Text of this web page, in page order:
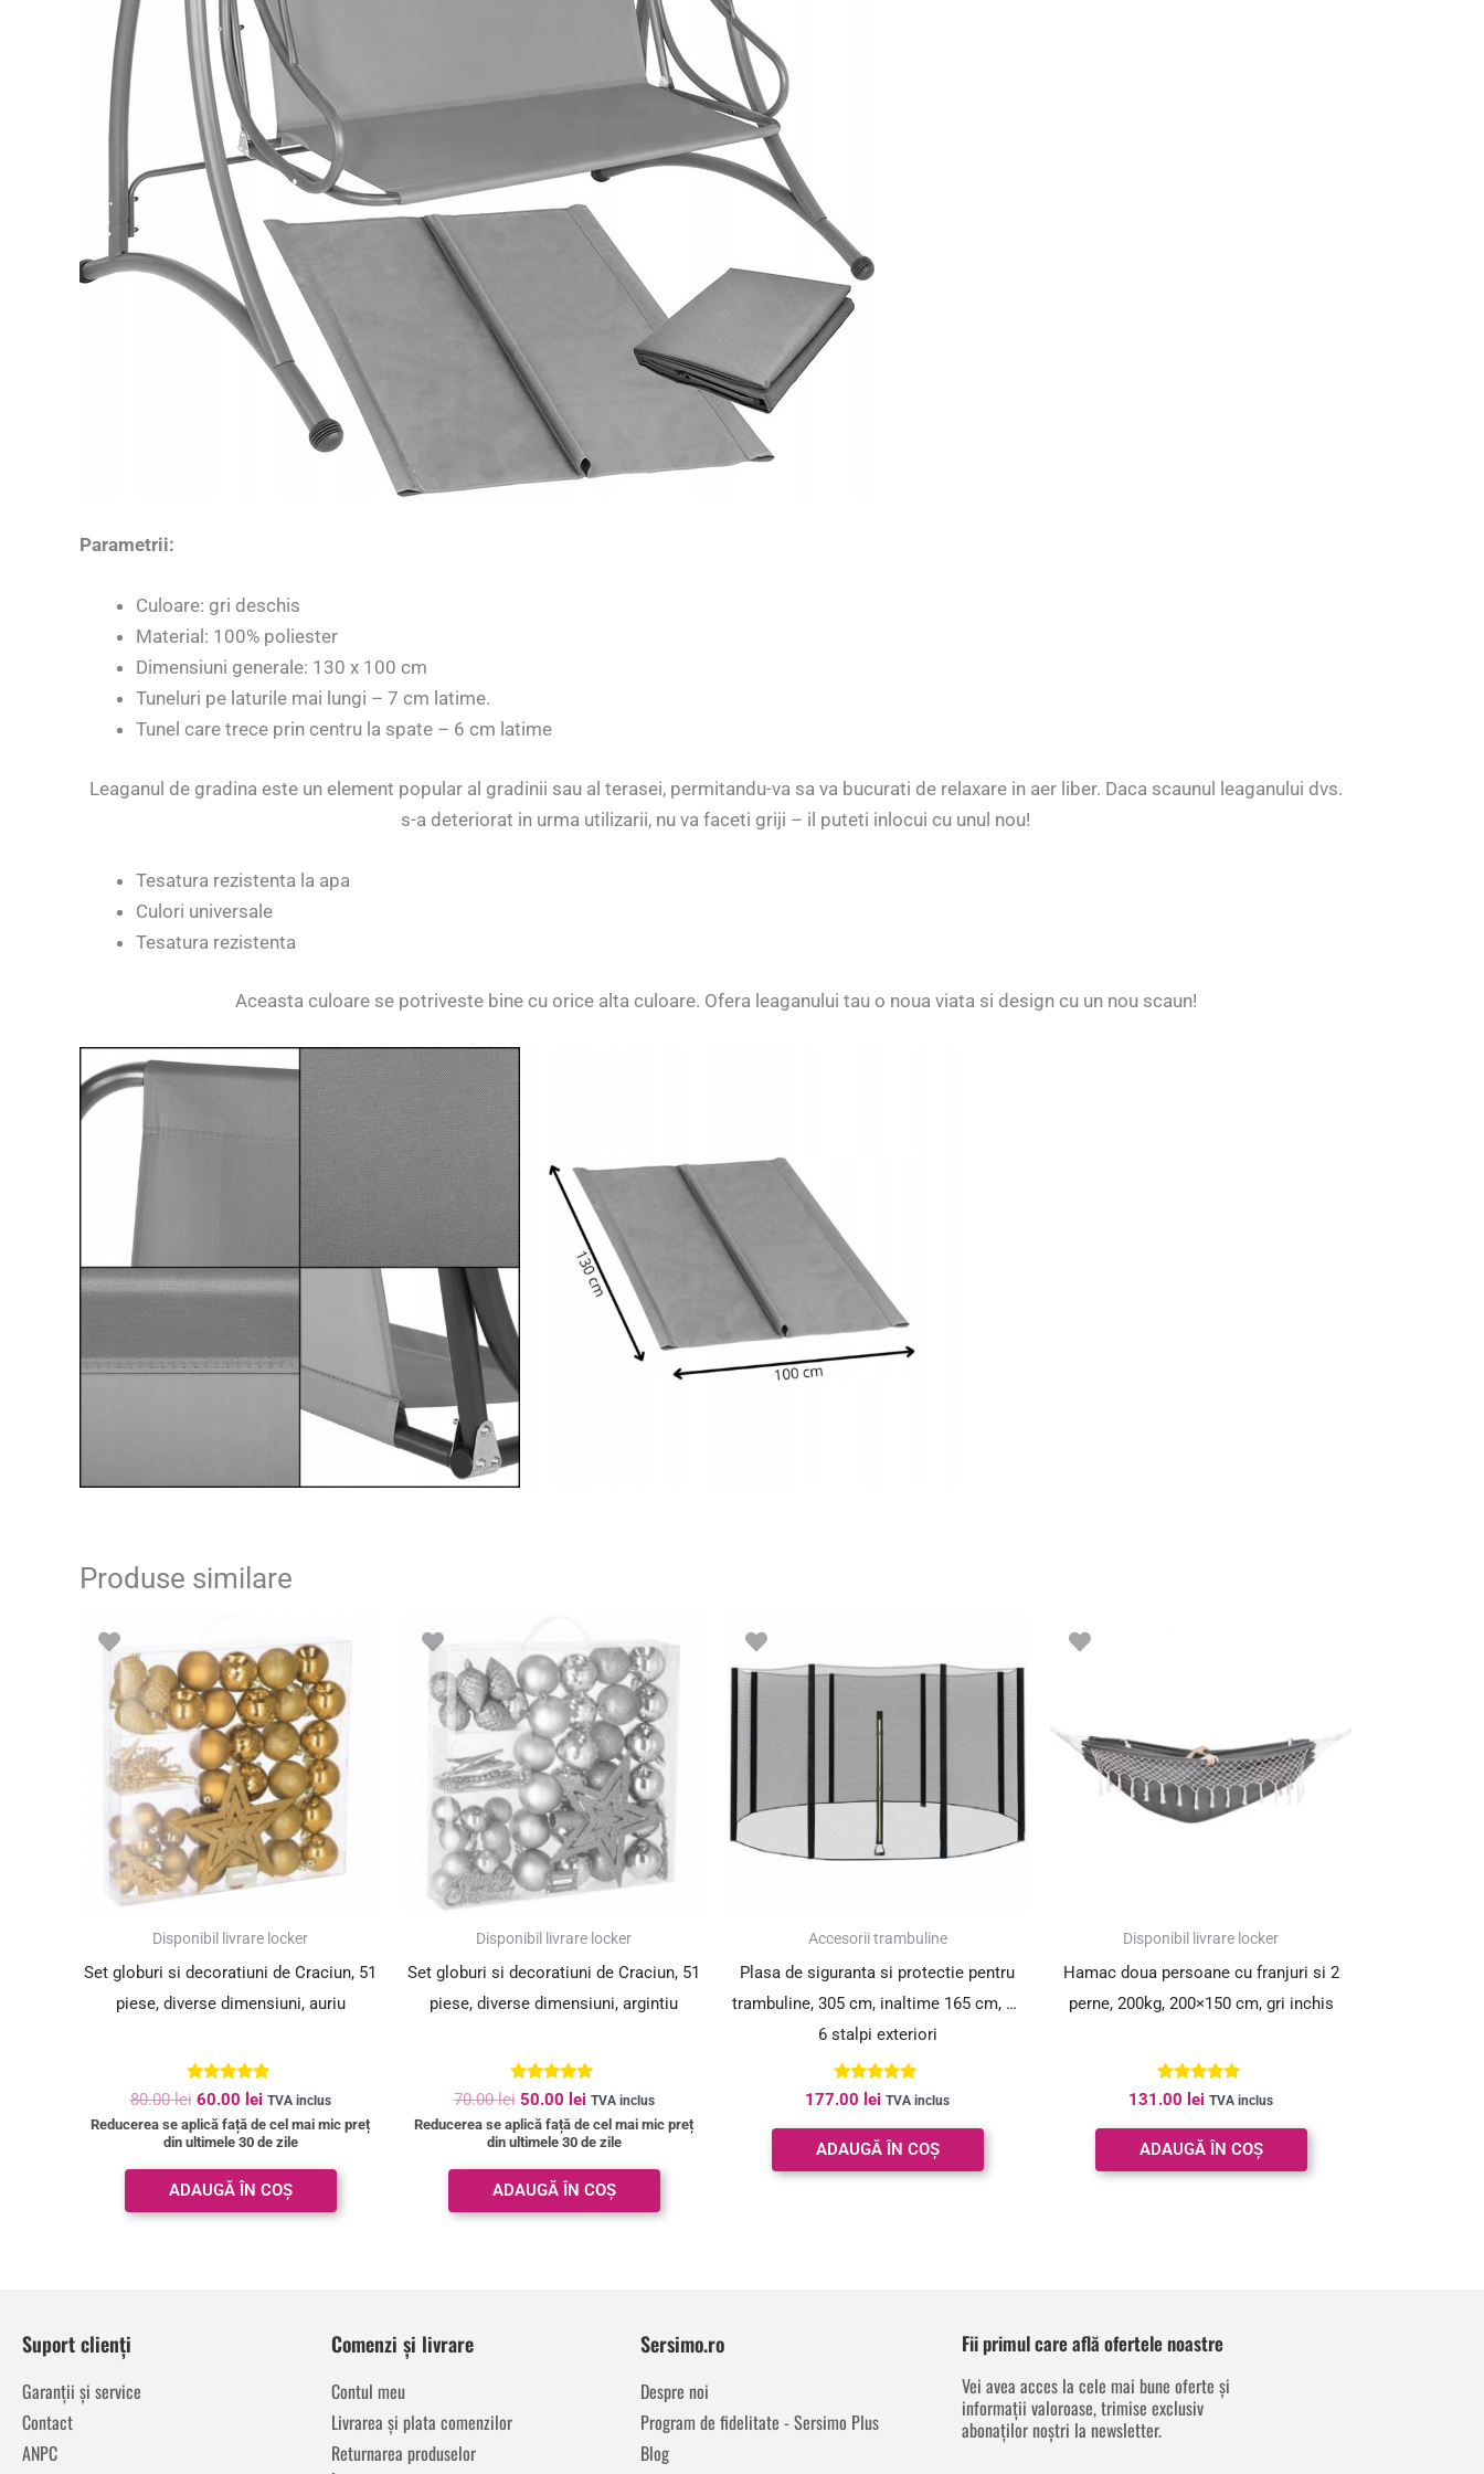
Parametrii:
Culoare: gri deschis
Material: 100% poliester
Dimensiuni generale: 130 x 100 cm
Tuneluri pe laturile mai lungi – 7 cm latime.
Tunel care trece prin centru la spate – 6 cm latime
Leaganul de gradina este un element popular al gradinii sau al terasei, permitandu-va sa va bucurati de relaxare in aer liber. Daca scaunul leaganului dvs.
s-a deteriorat in urma utilizarii, nu va faceti griji – il puteti inlocui cu unul nou!
Tesatura rezistenta la apa
Culori universale
Tesatura rezistenta
Aceasta culoare se potriveste bine cu orice alta culoare. Ofera leaganului tau o noua viata si design cu un nou scaun!
Produse similare
SUPER PREȚ!Disponibil livrare locker
Set globuri si decoratiuni de Craciun, 51
piese, diverse dimensiuni, auriu
Evaluat la
5.00
din 5
80.00lei
a
fost:
80.00 lei.
60.00 lei
curent
este:
60.00 lei.
TVA inclus
Reducerea se aplică față de cel mai mic preț
din ultimele 30 de zile
ADAUGĂ ÎN COȘ
SUPER PREȚ!Disponibil livrare locker
Set globuri si decoratiuni de Craciun, 51
piese, diverse dimensiuni, argintiu
Evaluat la
5.00
din 5
70.00lei
a
fost:
70.00 lei.
50.00 lei
curent
este:
50.00 lei.
TVA inclus
Reducerea se aplică față de cel mai mic preț
din ultimele 30 de zile
ADAUGĂ ÎN COȘ
Accesorii trambuline
Plasa de siguranta si protectie pentru
trambuline, 305 cm, inaltime 165 cm, cu
6 stalpi exteriori
Evaluat la
5.00
din 5
177.00 lei TVA inclus
ADAUGĂ ÎN COȘ
Disponibil livrare locker
Hamac doua persoane cu franjuri si 2
perne, 200kg, 200×150 cm, gri inchis
Evaluat la
5.00
din 5
131.00 lei TVA inclus
ADAUGĂ ÎN COȘ
Suport clienți
Garanții și service
Contact
ANPC
Comenzi și livrare
Contul meu
Livrarea și plata comenzilor
Returnarea produselor
Sersimo.ro
Despre noi
Program de fidelitate - Sersimo Plus
Blog
Fii primul care află ofertele noastre
Vei avea acces la cele mai bune oferte și
informații valoroase, trimise exclusiv
abonaților noștri la newsletter.